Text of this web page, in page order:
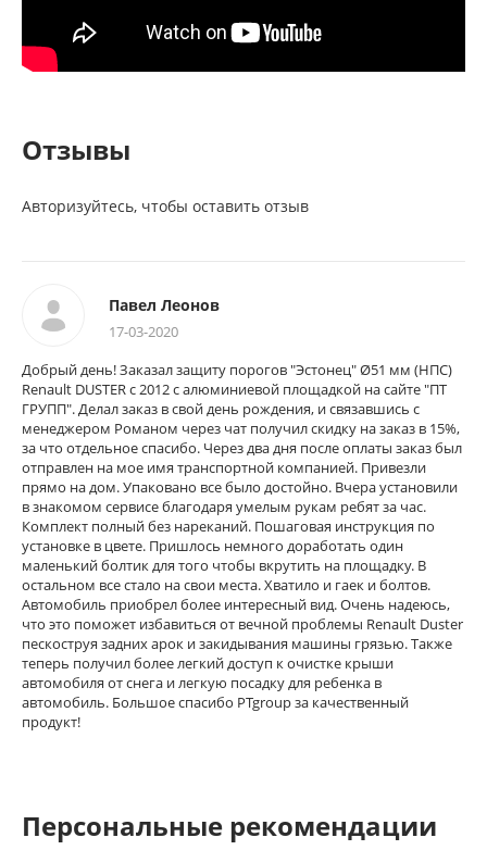
Отзывы
Авторизуйтесь, чтобы оставить отзыв
Павел Леонов
17-03-2020
Добрый день! Заказал защиту порогов "Эстонец" Ø51 мм (НПС)
Renault DUSTER с 2012 с алюминиевой площадкой на сайте "ПТ
ГРУПП". Делал заказ в свой день рождения, и связавшись с
менеджером Романом через чат получил скидку на заказ в 15%,
за что отдельное спасибо. Через два дня после оплаты заказ был
отправлен на мое имя транспортной компанией. Привезли
прямо на дом. Упаковано все было достойно. Вчера установили
в знакомом сервисе благодаря умелым рукам ребят за час.
Комплект полный без нареканий. Пошаговая инструкция по
установке в цвете. Пришлось немного доработать один
маленький болтик для того чтобы вкрутить на площадку. В
остальном все стало на свои места. Хватило и гаек и болтов.
Автомобиль приобрел более интересный вид. Очень надеюсь,
что это поможет избавиться от вечной проблемы Renault Duster
пескоструя задних арок и закидывания машины грязью. Также
теперь получил более легкий доступ к очистке крыши
автомобиля от снега и легкую посадку для ребенка в
автомобиль. Большое спасибо PTgroup за качественный
продукт!
Персональные рекомендации